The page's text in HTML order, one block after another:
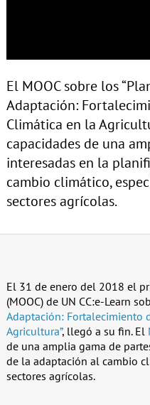
El MOOC sobre los
Adaptación:
Climática en la
capacidades de una
interesadas en la
cambio climático,
sectores agrícolas.
El 31 de enero del 2018 el
(MOOC) de UN CC:e-Learn
Adaptación: Fortalecimiento
Agricultura”, llegó a su fin. El
de una amplia gama de
de la adaptación al cambio
sectores agrícolas.